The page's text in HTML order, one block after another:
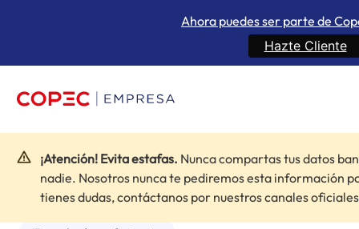
Ahora puedes ser parte de
Hazte Cliente
¡Atención! Evita estafas. Nunca compartas tus datos
nadie. Nosotros nunca te pediremos esta información
tienes dudas, contáctanos por nuestros canales
Inicio» Blogs»¿Qué es el despacho de productos? Conoce la
definición de este procedimiento